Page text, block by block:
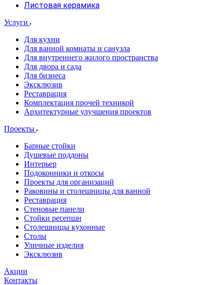
Листовая керамика
Услуги
Для кухни
Для ванной комнаты и санузла
Для внутреннего жилого пространства
Для двора и сада
Для бизнеса
Эксклюзив
Реставрация
Комплектация прочей техникой
Архитектурные улучшения проектов
Проекты
Барные стойки
Душевые поддоны
Интерьер
Подоконники и откосы
Проекты для организаций
Раковины и столешницы для ванной
Реставрация
Стеновые панели
Стойки ресепшн
Столешницы кухонные
Столы
Уличные изделия
Эксклюзив
Акции
Контакты